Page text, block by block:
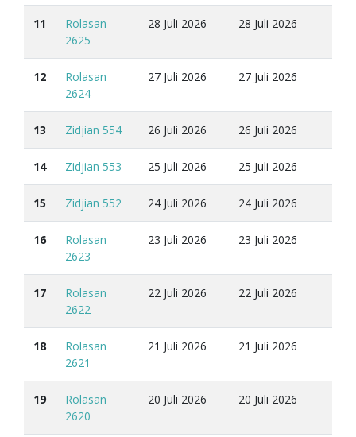
11
Rolasan
2625
28 Juli 2026 28 Juli 2026
12
Rolasan
2624
27 Juli 2026 27 Juli 2026
13 Zidjian 554 26 Juli 2026 26 Juli 2026
14 Zidjian 553 25 Juli 2026 25 Juli 2026
15 Zidjian 552 24 Juli 2026 24 Juli 2026
16
Rolasan
2623
23 Juli 2026 23 Juli 2026
17
Rolasan
2622
22 Juli 2026 22 Juli 2026
18
Rolasan
2621
21 Juli 2026 21 Juli 2026
19
Rolasan
2620
20 Juli 2026 20 Juli 2026